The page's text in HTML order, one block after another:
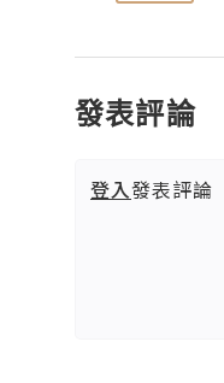
發表評論
登入發表評論